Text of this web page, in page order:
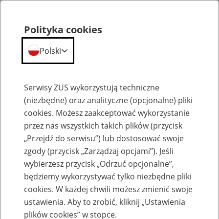
Emerytury
Baza zlikwidowanych lub
przekształconych zakładów pracy
Polityka cookies
Polski
Serwisy ZUS wykorzystują techniczne
(niezbędne) oraz analityczne (opcjonalne) pliki
cookies. Możesz zaakceptować wykorzystanie
przez nas wszystkich takich plików (przycisk
„Przejdź do serwisu”) lub dostosować swoje
zgody (przycisk „Zarządzaj opcjami”). Jeśli
wybierzesz przycisk „Odrzuć opcjonalne”,
będziemy wykorzystywać tylko niezbędne pliki
cookies. W każdej chwili możesz zmienić swoje
ustawienia. Aby to zrobić, kliknij „Ustawienia
plików cookies” w stopce.